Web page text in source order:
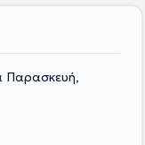
Παρασκευή,